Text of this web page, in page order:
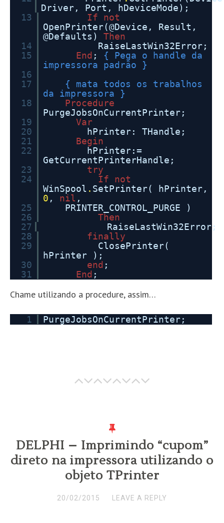
Driver, Port, hDeviceMode);
13
If
not
OpenPrinter(@Device, Result,
@Defaults) Then
14
RaiseLastWin32Error;
15
End ; { Pega o handle da
impressora padrão }
16
17
{ mata todos os trabalhos
da impressora }
18
Procedure
PurgeJobsOnCurrentPrinter;
19
Var
20
hPrinter: THandle;
21
Begin
22
hPrinter:=
GetCurrentPrinterHandle;
23
try
24
If
not
WinSpool . SetPrinter( hPrinter,
0 , nil ,
25
PRINTER_CONTROL_PURGE )
26
Then
27
RaiseLastWin32Error;
28
finally
29
ClosePrinter(
hPrinter );
30
end ;
31
End ;
Chame utilizando a procedure, assim…
1 PurgeJobsOnCurrentPrinter;
DELPHI – Imprimindo “cupom”
direto na impressora utilizando o
objeto TPrinter
20/02/2015 LEAVE A REPLY